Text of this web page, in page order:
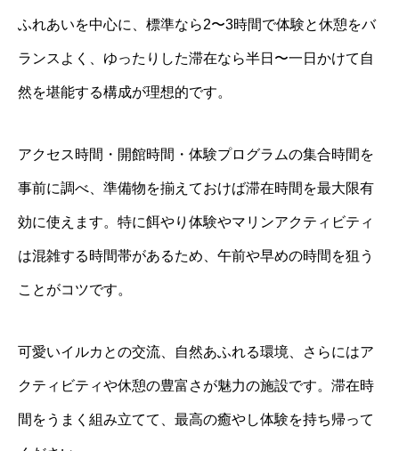
ふれあいを中心に、標準なら2〜3時間で体験と休憩をバ
ランスよく、ゆったりした滞在なら半日〜一日かけて自
然を堪能する構成が理想的です。
アクセス時間・開館時間・体験プログラムの集合時間を
事前に調べ、準備物を揃えておけば滞在時間を最大限有
効に使えます。特に餌やり体験やマリンアクティビティ
は混雑する時間帯があるため、午前や早めの時間を狙う
ことがコツです。
可愛いイルカとの交流、自然あふれる環境、さらにはア
クティビティや休憩の豊富さが魅力の施設です。滞在時
間をうまく組み立てて、最高の癒やし体験を持ち帰って